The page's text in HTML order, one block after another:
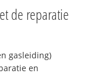
de reparatie
gasleiding)
en